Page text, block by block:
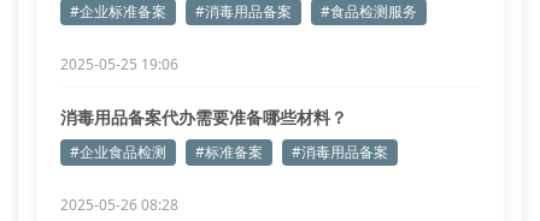
#企业标准备案 #消毒用品备案 #食品检测服务
2025-05-25 19:06
消毒用品备案代办需要准备哪些材料？
#企业食品检测 #标准备案 #消毒用品备案
2025-05-26 08:28